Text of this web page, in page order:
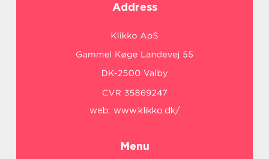
Address
web: www.klikko.dk/
Menu